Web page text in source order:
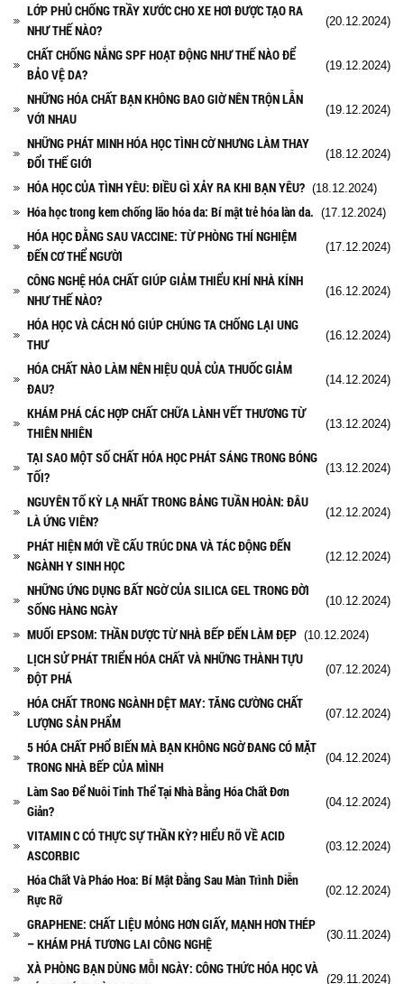
LỚP PHỦ CHỐNG TRẦY XƯỚC CHO XE HƠI ĐƯỢC TẠO RA
NHƯ THẾ NÀO?
(20.12.2024)
CHẤT CHỐNG NẮNG SPF HOẠT ĐỘNG NHƯ THẾ NÀO ĐỂ
BẢO VỆ DA?
(19.12.2024)
NHỮNG HÓA CHẤT BẠN KHÔNG BAO GIỜ NÊN TRỘN LẪN
VỚI NHAU
(19.12.2024)
NHỮNG PHÁT MINH HÓA HỌC TÌNH CỜ NHƯNG LÀM THAY
ĐỔI THẾ GIỚI
(18.12.2024)
HÓA HỌC CỦA TÌNH YÊU: ĐIỀU GÌ XẢY RA KHI BẠN YÊU? (18.12.2024)
Hóa học trong kem chống lão hóa da: Bí mật trẻ hóa làn da. (17.12.2024)
HÓA HỌC ĐẰNG SAU VACCINE: TỪ PHÒNG THÍ NGHIỆM
ĐẾN CƠ THỂ NGƯỜI
(17.12.2024)
CÔNG NGHỆ HÓA CHẤT GIÚP GIẢM THIỂU KHÍ NHÀ KÍNH
NHƯ THẾ NÀO?
(16.12.2024)
HÓA HỌC VÀ CÁCH NÓ GIÚP CHÚNG TA CHỐNG LẠI UNG
THƯ
(16.12.2024)
HÓA CHẤT NÀO LÀM NÊN HIỆU QUẢ CỦA THUỐC GIẢM
ĐAU?
(14.12.2024)
KHÁM PHÁ CÁC HỢP CHẤT CHỮA LÀNH VẾT THƯƠNG TỪ
THIÊN NHIÊN
(13.12.2024)
TẠI SAO MỘT SỐ CHẤT HÓA HỌC PHÁT SÁNG TRONG BÓNG
TỐI?
(13.12.2024)
NGUYÊN TỐ KỲ LẠ NHẤT TRONG BẢNG TUẦN HOÀN: ĐÂU
LÀ ỨNG VIÊN?
(12.12.2024)
PHÁT HIỆN MỚI VỀ CẤU TRÚC DNA VÀ TÁC ĐỘNG ĐẾN
NGÀNH Y SINH HỌC
(12.12.2024)
NHỮNG ỨNG DỤNG BẤT NGỜ CỦA SILICA GEL TRONG ĐỜI
SỐNG HÀNG NGÀY
(10.12.2024)
MUỐI EPSOM: THẦN DƯỢC TỪ NHÀ BẾP ĐẾN LÀM ĐẸP (10.12.2024)
LỊCH SỬ PHÁT TRIỂN HÓA CHẤT VÀ NHỮNG THÀNH TỰU
ĐỘT PHÁ
(07.12.2024)
HÓA CHẤT TRONG NGÀNH DỆT MAY: TĂNG CƯỜNG CHẤT
LƯỢNG SẢN PHẨM
(07.12.2024)
5 HÓA CHẤT PHỔ BIẾN MÀ BẠN KHÔNG NGỜ ĐANG CÓ MẶT
TRONG NHÀ BẾP CỦA MÌNH
(04.12.2024)
Làm Sao Để Nuôi Tinh Thể Tại Nhà Bằng Hóa Chất Đơn
Giản?
(04.12.2024)
VITAMIN C CÓ THỰC SỰ THẦN KỲ? HIỂU RÕ VỀ ACID
ASCORBIC
(03.12.2024)
Hóa Chất Và Pháo Hoa: Bí Mật Đằng Sau Màn Trình Diễn
Rực Rỡ
(02.12.2024)
GRAPHENE: CHẤT LIỆU MỎNG HƠN GIẤY, MẠNH HƠN THÉP
– KHÁM PHÁ TƯƠNG LAI CÔNG NGHỆ
(30.11.2024)
XÀ PHÒNG BẠN DÙNG MỖI NGÀY: CÔNG THỨC HÓA HỌC VÀ
(29.11.2024)